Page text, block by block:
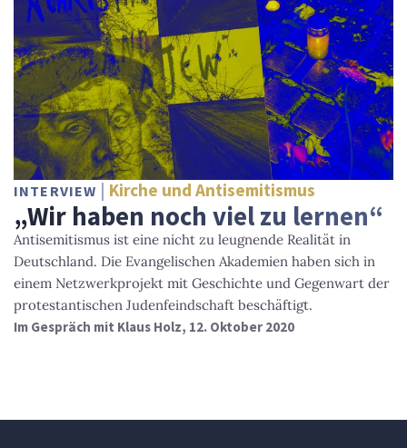
INTERVIEW Kirche und Antisemitismus
„Wir haben noch viel zu lernen“
Antisemitismus ist eine nicht zu leugnende Realität in
Deutschland. Die Evangelischen Akademien haben sich in
einem Netzwerkprojekt mit Geschichte und Gegenwart der
protestantischen Judenfeindschaft beschäftigt.
Im Gespräch mit Klaus Holz, 12. Oktober 2020